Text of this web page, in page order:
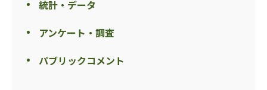
統計・データ
アンケート・調査
パブリックコメント